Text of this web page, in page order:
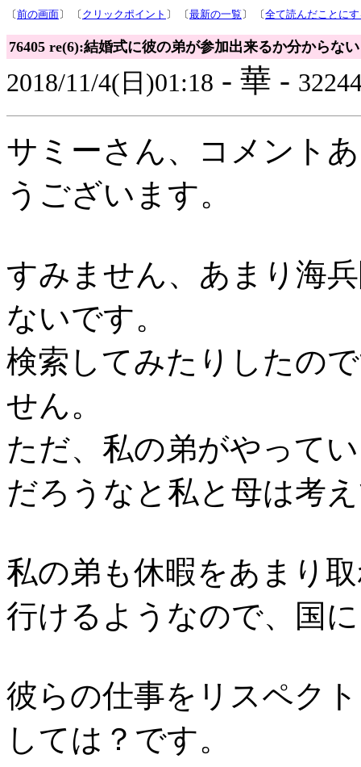
〔前の画面〕 〔 クリックポイント 〕 〔最新の一覧 〕 〔全て読んだことに
76405 re(6):結婚式に彼の弟が参加出来るか分からない
2018/11/4(日)01:18 - 華 -
サミーさん、コメント
うございます。
すみません、あまり海
ないです。
検索してみたりしたの
せん。
ただ、私の弟がやって
だろうなと私と母は考
私の弟も休暇をあまり
行けるようなので、国
彼らの仕事をリスペク
しては？です。